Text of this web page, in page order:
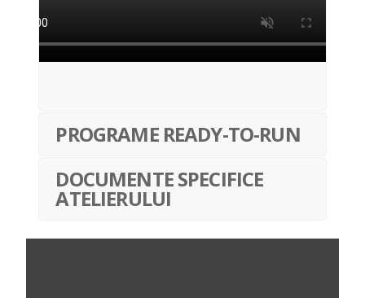
PROGRAME READY-TO-RUN
DOCUMENTE SPECIFICE
ATELIERULUI